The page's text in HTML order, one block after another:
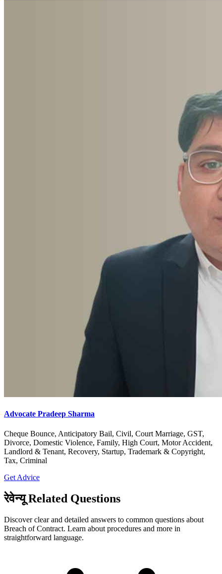
Advocate Pradeep Sharma
Cheque Bounce, Anticipatory Bail, Civil, Court Marriage, GST,
Divorce, Domestic Violence, Family, High Court, Motor Accident,
Landlord & Tenant, Recovery, Startup, Trademark & Copyright,
Tax, Criminal
Get Advice
रेवेन्यू Related Questions
Discover clear and detailed answers to common questions about
Breach of Contract. Learn about procedures and more in
straightforward language.